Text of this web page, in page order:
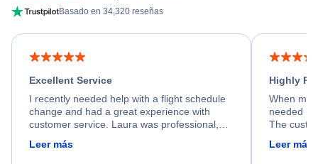
Basado en 34,320 reseñas
Excellent Service
I recently needed help with a flight schedule
change and had a great experience with
customer service. Laura was professional,
friendly, and very helpful throughout the
process. She quickly found a solution and
Leer más
Highly
When my
needed
The
calm,
Leer más